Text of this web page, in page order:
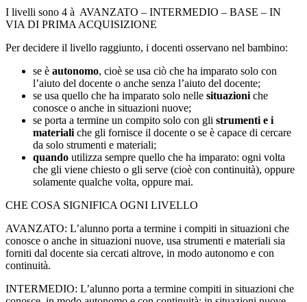
I livelli sono 4 à AVANZATO – INTERMEDIO – BASE – IN
VIA DI PRIMA ACQUISIZIONE
Per decidere il livello raggiunto, i docenti osservano nel bambino:
se è autonomo, cioè se usa ciò che ha imparato solo con
l’aiuto del docente o anche senza l’aiuto del docente;
se usa quello che ha imparato solo nelle situazioni che
conosce o anche in situazioni nuove;
se porta a termine un compito solo con gli strumenti e i
materiali che gli fornisce il docente o se è capace di cercare
da solo strumenti e materiali;
quando utilizza sempre quello che ha imparato: ogni volta
che gli viene chiesto o gli serve (cioè con continuità), oppure
solamente qualche volta, oppure mai.
CHE COSA SIGNIFICA OGNI LIVELLO
AVANZATO: L’alunno porta a termine i compiti in situazioni che
conosce o anche in situazioni nuove, usa strumenti e materiali sia
forniti dal docente sia cercati altrove, in modo autonomo e con
continuità.
INTERMEDIO: L’alunno porta a termine compiti in situazioni che